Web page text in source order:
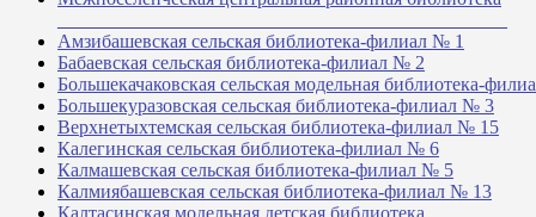
Амзибашевская сельская библиотека-филиал № 1
Бабаевская сельская библиотека-филиал № 2
Большекачаковская сельская модельная библиотека-
Большекуразовская сельская библиотека-филиал № 3
Верхнетыхтемская сельская библиотека-филиал № 15
Калегинская сельская библиотека-филиал № 6
Калмашевская сельская библиотека-филиал № 5
Калмиябашевская сельская библиотека-филиал № 13